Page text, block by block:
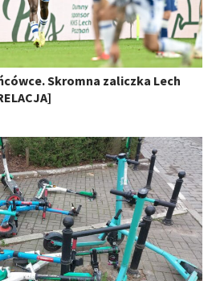
Skromna zaliczka Lech